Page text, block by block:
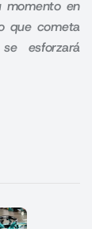
momento en
que cometa
esforzará